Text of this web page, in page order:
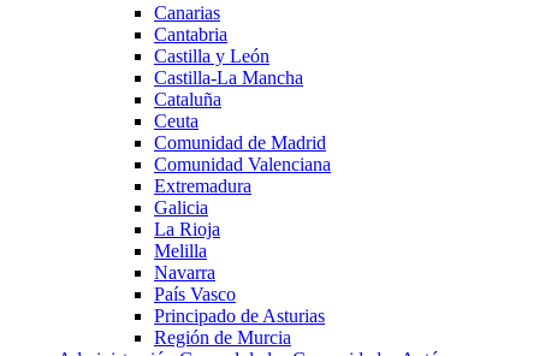
Canarias
Cantabria
Castilla y León
Castilla-La Mancha
Cataluña
Ceuta
Comunidad de Madrid
Comunidad Valenciana
Extremadura
Galicia
La Rioja
Melilla
Navarra
País Vasco
Principado de Asturias
Región de Murcia